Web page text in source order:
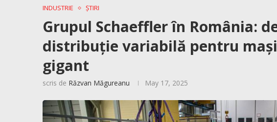
INDUSTRIE
ȘTIRI
Grupul Schaeffler în România:
distribuție variabilă pentru
gigant
scris de Răzvan Măgureanu May 17, 2025